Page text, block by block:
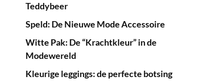
Teddybeer
Speld: De Nieuwe Mode Accessoire
Witte Pak: De “Krachtkleur” in de
Modewereld
Kleurige leggings: de perfecte botsing